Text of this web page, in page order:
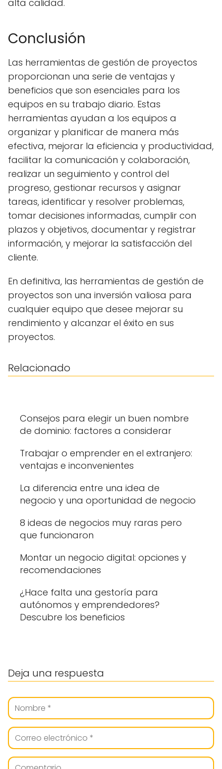
alta calidad.
Conclusión
Las herramientas de gestión de proyectos
proporcionan una serie de ventajas y
beneficios que son esenciales para los
equipos en su trabajo diario. Estas
herramientas ayudan a los equipos a
organizar y planificar de manera más
efectiva, mejorar la eficiencia y productividad,
facilitar la comunicación y colaboración,
realizar un seguimiento y control del
progreso, gestionar recursos y asignar
tareas, identificar y resolver problemas,
tomar decisiones informadas, cumplir con
plazos y objetivos, documentar y registrar
información, y mejorar la satisfacción del
cliente.
En definitiva, las herramientas de gestión de
proyectos son una inversión valiosa para
cualquier equipo que desee mejorar su
rendimiento y alcanzar el éxito en sus
proyectos.
Relacionado
Consejos para elegir un buen nombre
de dominio: factores a considerar
Trabajar o emprender en el extranjero:
ventajas e inconvenientes
La diferencia entre una idea de
negocio y una oportunidad de negocio
8 ideas de negocios muy raras pero
que funcionaron
Montar un negocio digital: opciones y
recomendaciones
¿Hace falta una gestoría para
autónomos y emprendedores?
Descubre los beneficios
Deja una respuesta